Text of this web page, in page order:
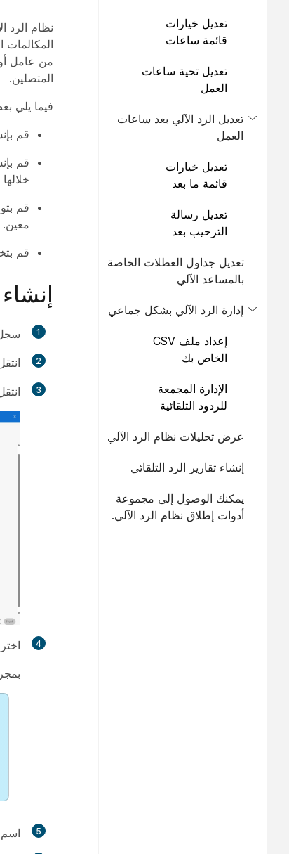
تعديل خيارات
قائمة ساعات
تعديل تحية ساعات
العمل
تعديل الرد الآلي بعد ساعات
العمل
تعديل خيارات
قائمة ما بعد
تعديل رسالة
الترحيب بعد
تعديل جداول العطلات الخاصة
بالمساعد الآلي
إدارة الرد الآلي بشكل جماعي
إعداد ملف CSV
الخاص بك
الإدارة المجمعة
للردود التلقائية
عرض تحليلات نظام الرد الآلي
إنشاء تقارير الرد التلقائي
يمكنك الوصول إلى مجموعة
أدوات إطلاق نظام الرد الآلي.
المكالمات
من عامل
المتصلين.
فيما يلي
قم
قم
قم
معين.
قم
1
2
3
4 اختر
5 اسم